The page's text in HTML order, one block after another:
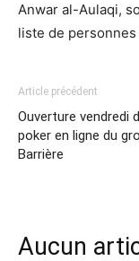
Anwar al-Aulaqi,
liste de personnes
Article précédent
Ouverture vendredi
poker en ligne du
Barrière
Aucun